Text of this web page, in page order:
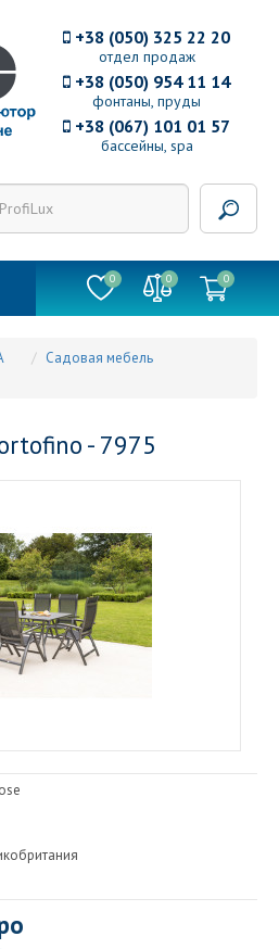
отдел продаж
+38 (050) 325 22 20
фонтаны, пруды
+38 (050) 954 11 14
бассейны, spa
+38 (067) 101 01 57
0 0 0
Садовая мебель
- 7975